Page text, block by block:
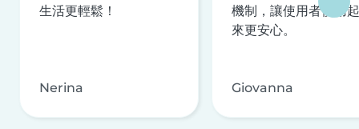
生活更輕鬆！
Nerina
機制，讓使用者使用起
來更安心。
Giovanna